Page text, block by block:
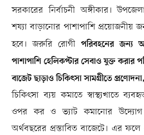
সরকারের নির্বাচনী অঙ্গীকার।
শয্যা বাড়ানোর পাশাপাশি প্রয়োজনীয়
হবে। জরুরি রোগী পরিবহনের জন্য
পাশাপাশি হেলিকপ্টার সেবাও যুক্ত করার
বাজেট ছাড়াও চিকিৎসা সামগ্রীতে
চিকিৎসা ব্যয় কমাতে স্বাস্থ্যখাতে
ওপর কর ও ভ্যাট কমানোর উদ্যোগ
অর্থবছরের প্রস্তাবিত বাজেটে। এর ফলে